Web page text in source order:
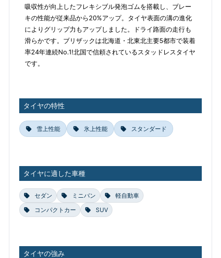
吸収性が向上したフレキシブル発泡ゴムを搭載し、ブレー
キの性能が従来品から20%アップ。タイヤ表面の溝の進化
によりグリップ力もアップしました。ドライ路面の走行も
滑らかです。ブリザックは北海道・北東北主要5都市で装着
率24年連続No.1!北国で信頼されているスタッドレスタイヤ
です。
タイヤの特性
雪上性能 氷上性能 スタンダード
タイヤに適した車種
セダン ミニバン
軽自動車
コンパクトカー
SUV
タイヤの強み